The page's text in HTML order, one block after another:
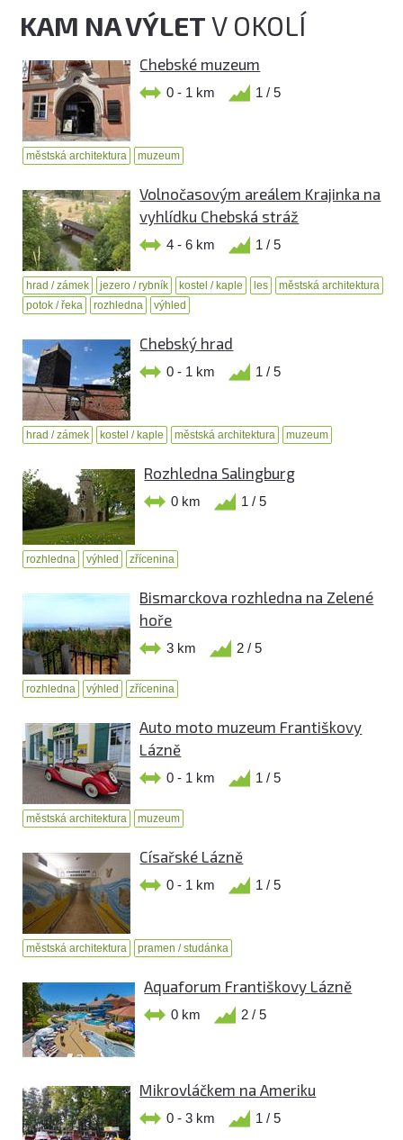
KAM NA VÝLETV OKOLÍ
Chebské muzeum
0 - 1 km 1 / 5
městská architektura muzeum
Volnočasovým areálem Krajinka na
vyhlídku Chebská stráž
4 - 6 km 1 / 5
hrad / zámek jezero / rybník kostel / kaple les
městská architektura
potok / řeka
rozhledna výhled
Chebský hrad
0 - 1 km 1 / 5
hrad / zámek kostel / kaple městská architektura muzeum
Rozhledna Salingburg
0 km 1 / 5
rozhledna výhled zřícenina
Bismarckova rozhledna na Zelené
hoře
3 km 2 / 5
rozhledna výhled zřícenina
Auto moto muzeum Františkovy
Lázně
0 - 1 km 1 / 5
městská architektura muzeum
Císařské Lázně
0 - 1 km 1 / 5
městská architektura pramen / studánka
Aquaforum Františkovy Lázně
0 km 2 / 5
Mikrovláčkem na Ameriku
0 - 3 km 1 / 5